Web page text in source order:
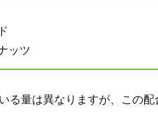
ッツ
る量は異なりますが、この